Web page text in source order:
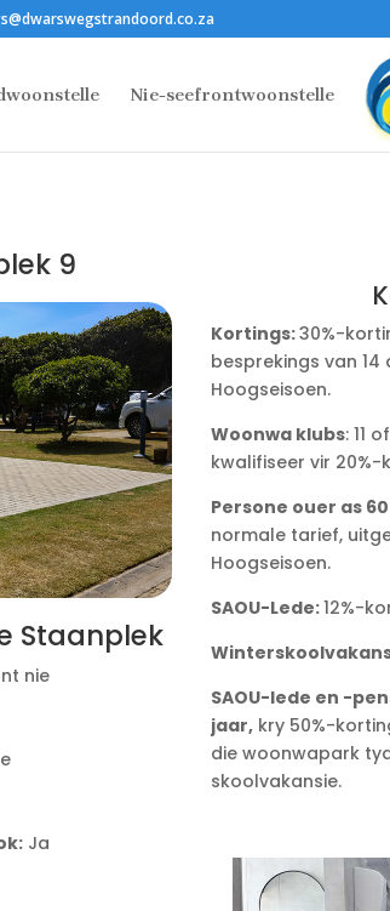
Nie-seefrontwoonstelle
9
Staanplek
nie
Ja
Kortings:30%-
besprekings van
Hoogseisoen.
Woonwa klubs: 11
kwalifiseer vir 20%-
Persone ouer as
normale tarief,
Hoogseisoen.
SAOU-Lede:12%-
SAOU-lede en -
jaar,kry 50%-
die woonwapark
skoolvakansie.